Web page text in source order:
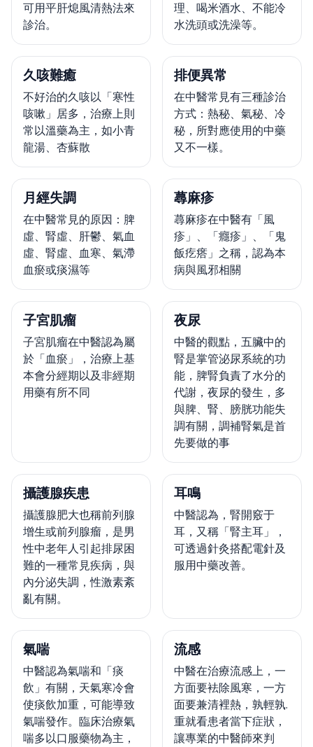
可用平肝熄風清熱法來
診治。
理、喝米酒水、不能冷
水洗頭或洗澡等。
久咳難癒
不好治的久咳以「寒性
咳嗽」居多，治療上則
常以溫藥為主，如小青
龍湯、杏蘇散
排便異常
在中醫常見有三種診治
方式：熱秘、氣秘、冷
秘，所對應使用的中藥
又不一樣。
月經失調
在中醫常見的原因：脾
虛、腎虛、肝鬱、氣血
虛、腎虛、血寒、氣滯
血瘀或痰濕等
蕁麻疹
蕁麻疹在中醫有「風
疹」、「癮疹」、「鬼
飯疙瘩」之稱，認為本
病與風邪相關
子宮肌瘤
子宮肌瘤在中醫認為屬
於「血瘀」，治療上基
本會分經期以及非經期
用藥有所不同
夜尿
中醫的觀點，五臟中的
腎是掌管泌尿系統的功
能，脾腎負責了水分的
代謝，夜尿的發生，多
與脾、腎、膀胱功能失
調有關，調補腎氣是首
先要做的事
攝護腺疾患
攝護腺肥大也稱前列腺
增生或前列腺瘤，是男
性中老年人引起排尿困
難的一種常見疾病，與
內分泌失調，性激素紊
亂有關。
耳鳴
中醫認為，腎開竅于
耳，又稱「腎主耳」，
可透過針灸搭配電針及
服用中藥改善。
氣喘
中醫認為氣喘和「痰
飲」有關，天氣寒冷會
使痰飲加重，可能導致
氣喘發作。臨床治療氣
喘多以口服藥物為主，
流感
中醫在治療流感上，一
方面要袪除風寒，一方
面要兼清裡熱，孰輕孰.
重就看患者當下症狀，
讓專業的中醫師來判